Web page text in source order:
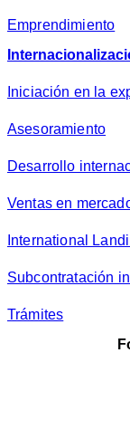
Emprendimiento
Iniciación en la
Asesoramiento
Desarrollo
Ventas en
International
Subcontratación
Trámites